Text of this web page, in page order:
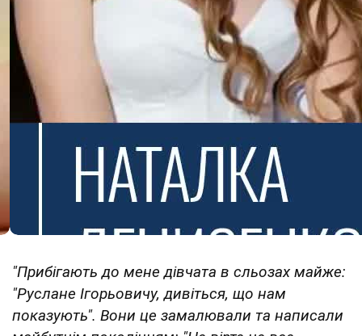
"Прибігають до мене дівчата в сльозах майже:
"Руслане Ігорьовичу, дивіться, що нам
показують". Вони це замалювали та написали